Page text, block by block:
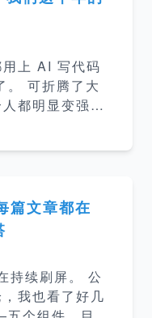
么？ 光给它代
蜂去搞知识
没人能说清，
，知识库不该
是&quot;把代
上 AI 写代码
。 可折腾了大
都明显变强
坏就坏在，
一个功能，不
格能差出十万
就沉底了。 下
踩。 文档呢？
文章都在
续刷屏。 公
我也看了好几